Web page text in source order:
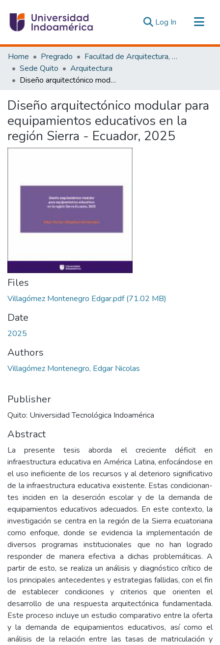
Log In (current)
Communities & Collections
All of DSpace
Statistics
Home Pregrado
Facultad de Arquitectura, Artes y Diseño
Sede Quito
Arquitectura
Diseño arquitectónico modular para equipamientos educativos en la región Sierra - Ecuador, 2025
Diseño arquitectónico modular para
equipamientos educativos en la
región Sierra - Ecuador, 2025
Files
Villagómez Montenegro Edgar.pdf(71.02 MB)
Date
2025
Authors
Villagómez Montenegro, Edgar Nicolas
Publisher
Quito: Universidad Tecnológica Indoamérica
Abstract
La presente tesis aborda el creciente déficit en
infraestructura educativa en América Latina, enfocándose en
el uso ineficiente de los recursos y al deterioro significativo
de la infraestructura educativa existente. Estas condicionan-
tes inciden en la deserción escolar y de la demanda de
equipamientos educativos adecuados. En este contexto, la
investigación se centra en la región de la Sierra ecuatoriana
como enfoque, donde se evidencia la implementación de
diversos programas institucionales que no han logrado
responder de manera efectiva a dichas problemáticas. A
partir de esto, se realiza un análisis y diagnóstico crítico de
los principales antecedentes y estrategias fallidas, con el fin
de establecer condiciones y criterios que orienten el
desarrollo de una respuesta arquitectónica fundamentada.
Este proceso incluye un estudio comparativo entre la oferta
y la demanda de equipamientos educativos, así como el
análisis de la relación entre las tasas de matriculación y